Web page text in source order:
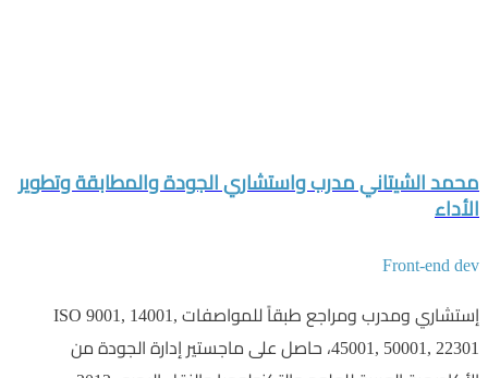
محمد الشيتاني مدرب واستشاري الجودة والمطابقة وتطوير
الأداء
Front-end dev
إستشاري ومدرب ومراجع طبقاً للمواصفات ISO 9001, 14001,
45001, 50001, 22301، حاصل على ماجستير إدارة الجودة من